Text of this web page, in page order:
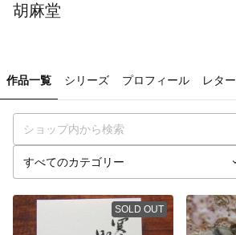
胡麻堂
作品一覧 シリーズ プロフィール レター
SOLD OUT